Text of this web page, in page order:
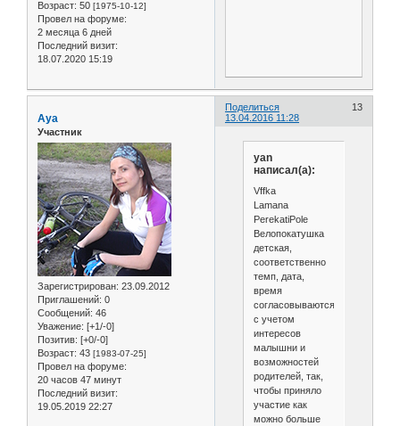
Возраст: 50 [1975-10-12]
Провел на форуме:
2 месяца 6 дней
Последний визит:
18.07.2020 15:19
Поделиться
13
13.04.2016 11:28
Aya
Участник
Зарегистрирован: 23.09.2012
Приглашений: 0
Сообщений: 46
Уважение: [+1/-0]
Позитив: [+0/-0]
Возраст: 43 [1983-07-25]
Провел на форуме:
20 часов 47 минут
Последний визит:
19.05.2019 22:27
yan
написал(а):
Vffka
Lamana
PerekatiPole
Велопокатушка
детская,
соответственно
темп, дата,
время
согласовываются
с учетом
интересов
малышни и
возможностей
родителей, так,
чтобы приняло
участие как
можно больше